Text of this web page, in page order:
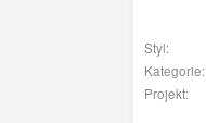
Styl:
Kategorie:
Projekt: